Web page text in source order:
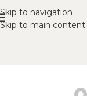
Skip to navigation
Skip to main content